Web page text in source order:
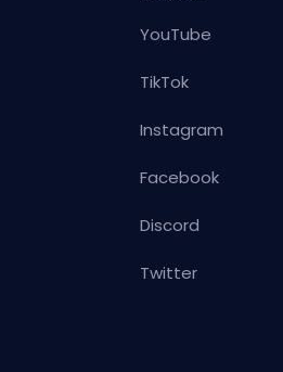
YouTube
TikTok
Instagram
Facebook
Discord
Twitter